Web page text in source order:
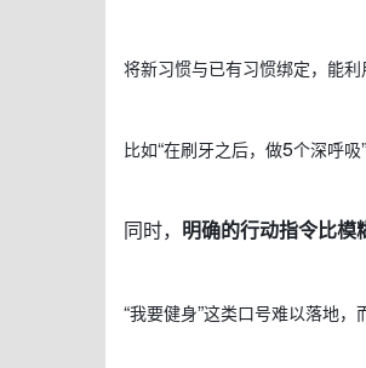
将新习惯与已有习惯绑定，能
比如“在刷牙之后，做5个深呼吸
同时， 明确的行动指令比模
“我要健身”这类口号难以落地，